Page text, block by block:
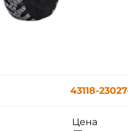
43118-
Цена